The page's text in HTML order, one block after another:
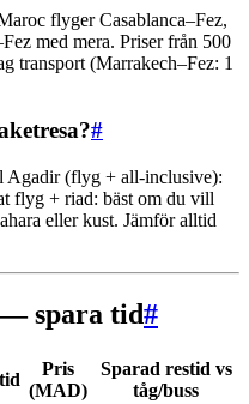
flyger Casablanca–Fez,
med mera. Priser från 500
transport (Marrakech–Fez: 1
#
Agadir (flyg + all-inclusive):
flyg + riad: bäst om du vill
eller kust. Jämför alltid
spara tid#
Pris
(MAD)
Sparad restid vs
tåg/buss